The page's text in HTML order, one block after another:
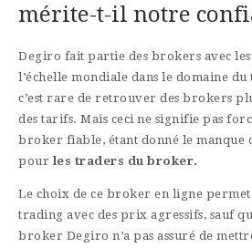
mérite-t-il notre
Degiro fait partie des brokers avec
l’échelle mondiale dans le domaine du
c’est rare de retrouver des brokers
des tarifs. Mais ceci ne signifie pas
broker fiable, étant donné le manque
pour les traders du broker.
Le choix de ce broker en ligne
trading avec des prix agressifs, sauf
broker Degiro n’a pas assuré de